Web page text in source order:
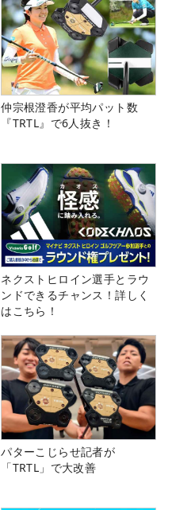
仲宗根澄香が平均パット数
『TRTL』で6人抜き！
ネクストヒロイン選手とラウ
ンドできるチャンス！詳しく
はこちら！
パターこじらせ記者が
「TRTL」で大改善